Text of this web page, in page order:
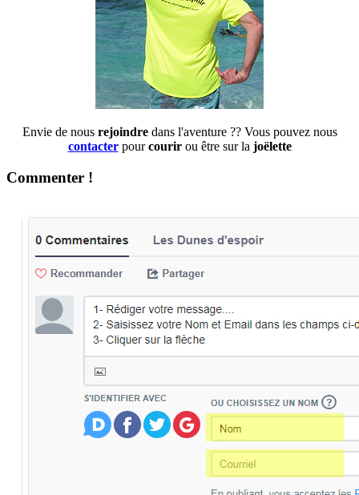
Envie de nous rejoindre dans l'aventure ?? Vous pouvez nous
contacterpourcourir ou être sur la joëlette
Commenter !